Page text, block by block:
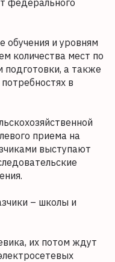
федерального
обучения и уровням
количества мест по
подготовки, а также
в
приема на
выступают
– школы и
их потом ждут